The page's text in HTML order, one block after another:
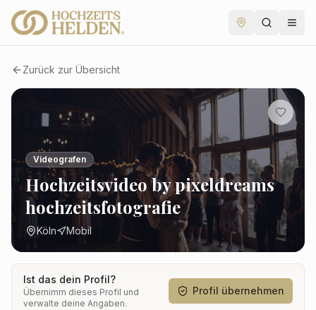
Zurück zur Übersicht
Videografen
Hochzeitsvideo by pixeldreams
hochzeitsfotografie
Köln Mobil
Ist das dein Profil?
Übernimm dieses Profil und
verwalte deine Angaben.
Profil übernehmen